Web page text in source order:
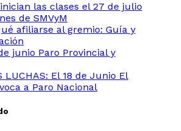
las clases el 27 de julio
de SMVyM
afiliarse al gremio: Guía y
junio Paro Provincial y
LUCHAS: El 18 de Junio El
a Paro Nacional